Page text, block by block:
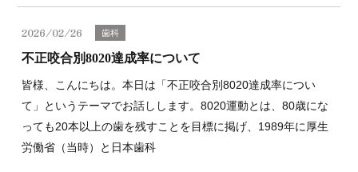
2026/02/26 歯科
不正咬合別8020達成率について
皆様、こんにちは。本日は「不正咬合別8020達成率につい
て」というテーマでお話しします。8020運動とは、80歳にな
っても20本以上の歯を残すことを目標に掲げ、1989年に厚生
労働省（当時）と日本歯科